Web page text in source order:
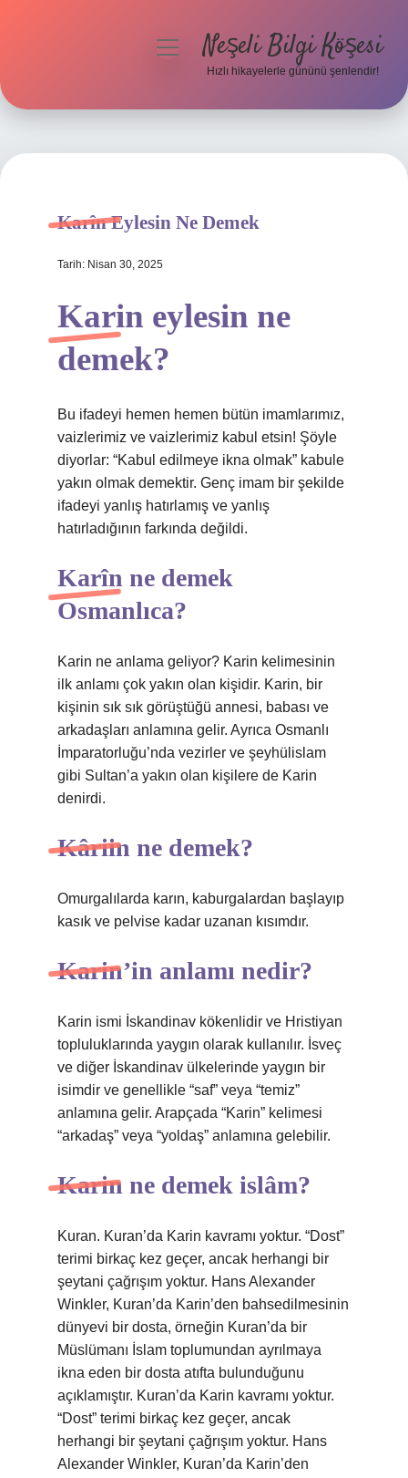
Hakkımızda
menüyüNeşeli Bilgi Köşesi
Hızlı hikayelerle gününü şenlendir!
Karîn Eylesin Ne Demek
Tarih: Nisan 30, 2025
Karin eylesin ne
demek?
Bu ifadeyi hemen hemen bütün imamlarımız,
vaizlerimiz ve vaizlerimiz kabul etsin! Şöyle
diyorlar: “Kabul edilmeye ikna olmak” kabule
yakın olmak demektir. Genç imam bir şekilde
ifadeyi yanlış hatırlamış ve yanlış
hatırladığının farkında değildi.
Karîn ne demek
Osmanlıca?
Karin ne anlama geliyor? Karin kelimesinin
ilk anlamı çok yakın olan kişidir. Karin, bir
kişinin sık sık görüştüğü annesi, babası ve
arkadaşları anlamına gelir. Ayrıca Osmanlı
İmparatorluğu’nda vezirler ve şeyhülislam
gibi Sultan’a yakın olan kişilere de Karin
denirdi.
Kâriin ne demek?
Omurgalılarda karın, kaburgalardan başlayıp
kasık ve pelvise kadar uzanan kısımdır.
Karin’in anlamı nedir?
Karin ismi İskandinav kökenlidir ve Hristiyan
topluluklarında yaygın olarak kullanılır. İsveç
ve diğer İskandinav ülkelerinde yaygın bir
isimdir ve genellikle “saf” veya “temiz”
anlamına gelir. Arapçada “Karin” kelimesi
“arkadaş” veya “yoldaş” anlamına gelebilir.
Karin ne demek islâm?
Kuran. Kuran’da Karin kavramı yoktur. “Dost”
terimi birkaç kez geçer, ancak herhangi bir
şeytani çağrışım yoktur. Hans Alexander
Winkler, Kuran’da Karin’den bahsedilmesinin
dünyevi bir dosta, örneğin Kuran’da bir
Müslümanı İslam toplumundan ayrılmaya
ikna eden bir dosta atıfta bulunduğunu
açıklamıştır. Kuran’da Karin kavramı yoktur.
“Dost” terimi birkaç kez geçer, ancak
herhangi bir şeytani çağrışım yoktur. Hans
Alexander Winkler, Kuran’da Karin’den